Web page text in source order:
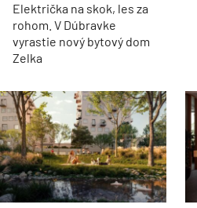
Električka na skok, les za
rohom. V Dúbravke
vyrastie nový bytový dom
Zelka